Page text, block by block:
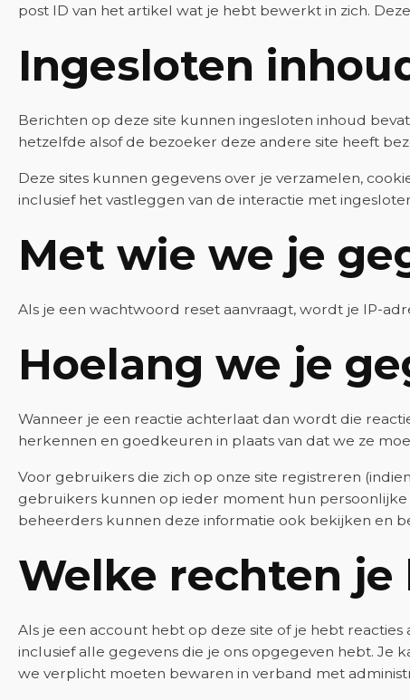
post ID van het artikel wat je hebt bewerkt in zich.
Ingesloten
Berichten op deze site kunnen ingesloten inhoud
hetzelfde alsof de bezoeker deze andere site heeft
Deze sites kunnen gegevens over je verzamelen,
inclusief het vastleggen van de interactie met
Met wie we je
Als je een wachtwoord reset aanvraagt, wordt je IP-
Hoelang we je
Wanneer je een reactie achterlaat dan wordt die
herkennen en goedkeuren in plaats van dat we ze
Voor gebruikers die zich op onze site registreren
gebruikers kunnen op ieder moment hun
beheerders kunnen deze informatie ook bekijken en
Welke rechten je
Als je een account hebt op deze site of je hebt
inclusief alle gegevens die je ons opgegeven hebt. Je
we verplicht moeten bewaren in verband met